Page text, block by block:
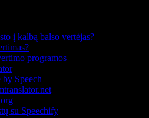
į kalbą balso vertėjas?
programos
Speech
su Speechify